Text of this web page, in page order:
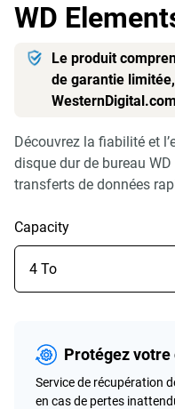
WD
Le produit
de garantie
Découvrez la fiabilité et
disque dur de bureau
transferts de données
Capacity
Protégez votre
Service de récupération
en cas de pertes